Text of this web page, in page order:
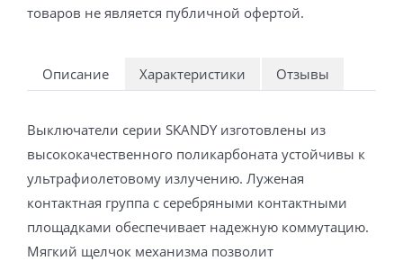
товаров не является публичной офертой.
Описание Характеристики Отзывы
Выключатели серии SKANDY изготовлены из
высококачественного поликарбоната устойчивы к
ультрафиолетовому излучению. Луженая
контактная группа с серебряными контактными
площадками обеспечивает надежную коммутацию.
Мягкий щелчок механизма позволит